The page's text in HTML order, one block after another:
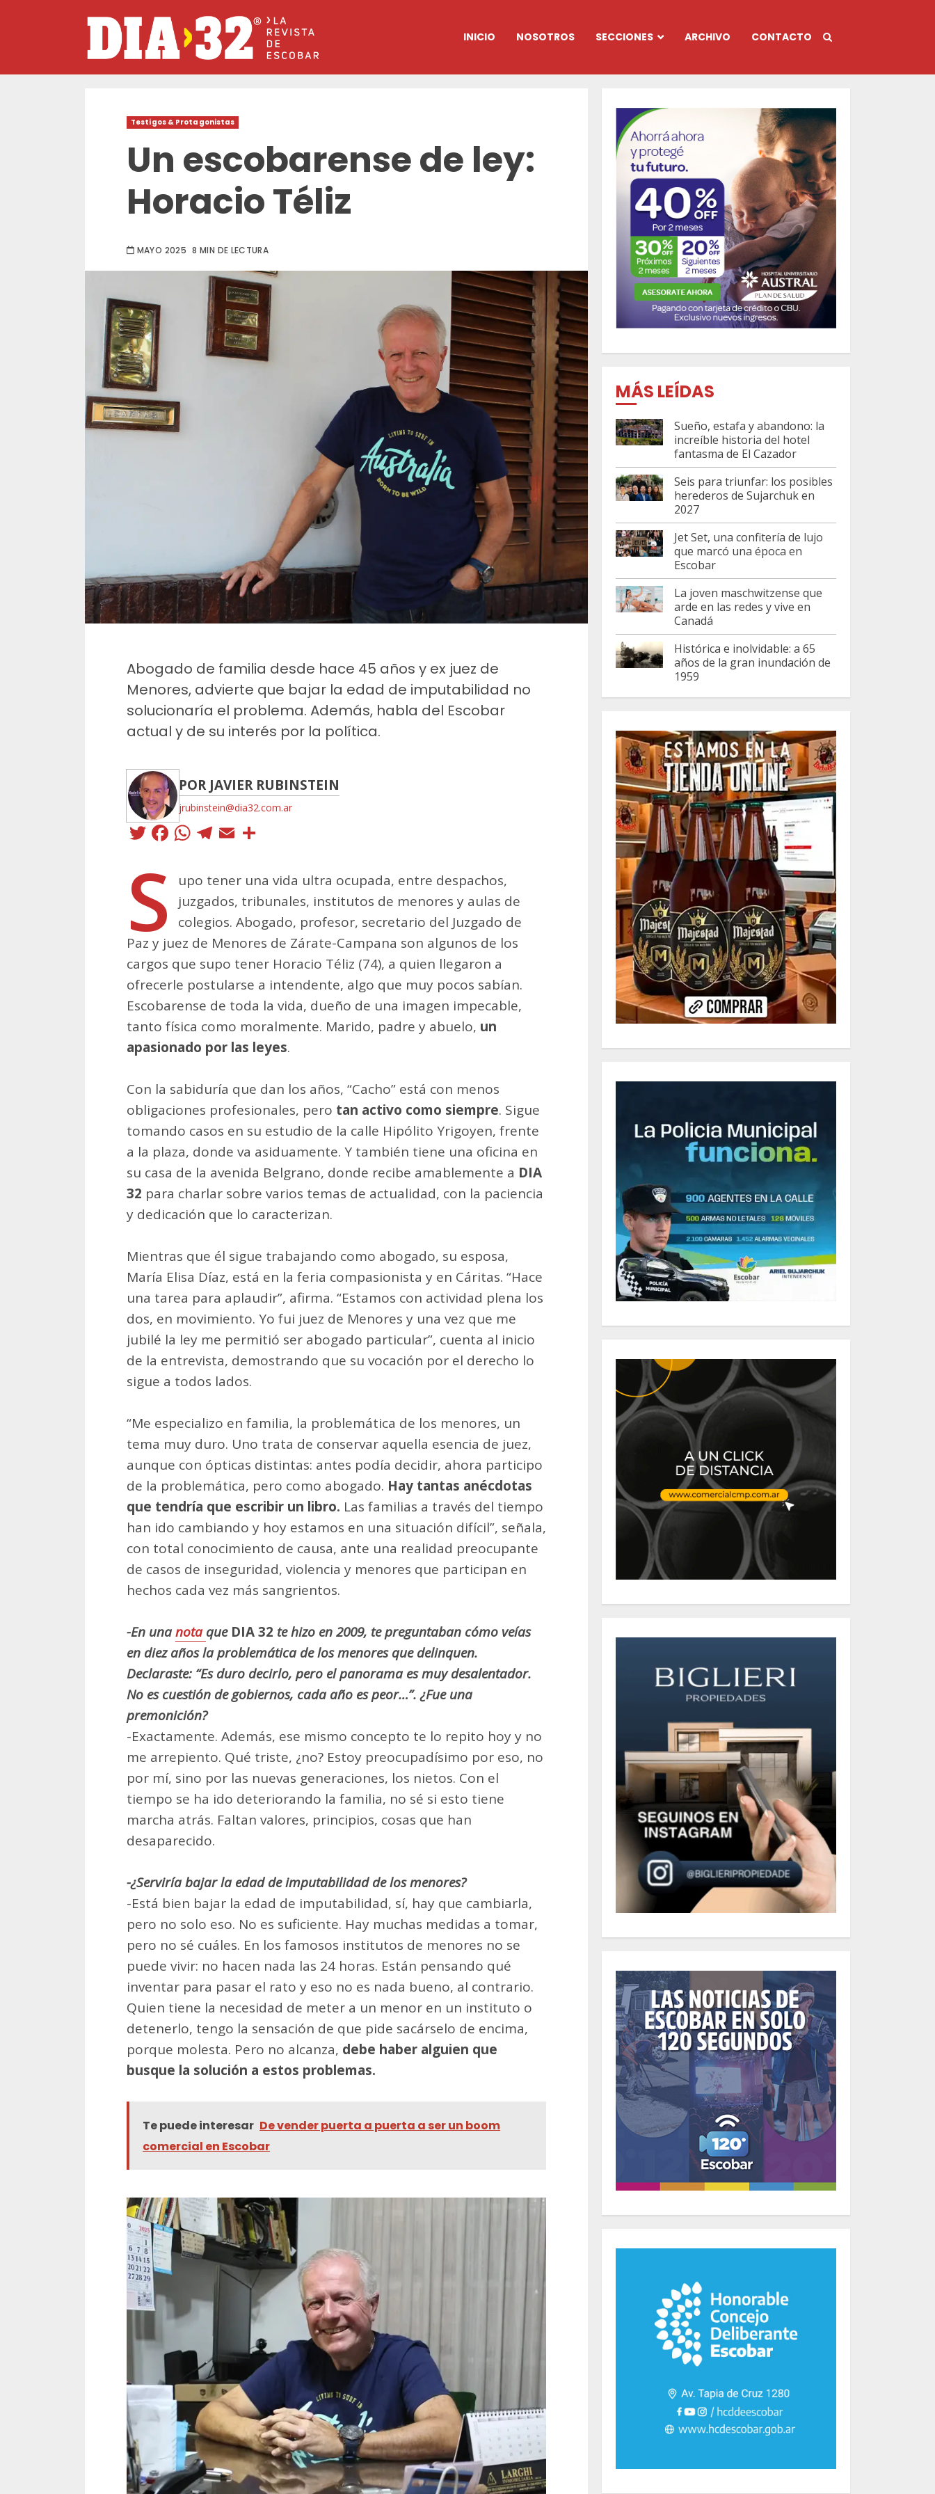
INICIO NOSOTROS SECCIONES ARCHIVO CONTACTO
Testigos & Protagonistas
Un escobarense de ley:
Horacio Téliz
MAYO 2025 8 MIN DE LECTURA
Abogado de familia desde hace 45 años y ex juez de
Menores, advierte que bajar la edad de imputabilidad no
solucionaría el problema. Además, habla del Escobar
actual y de su interés por la política.
POR JAVIER RUBINSTEIN
jrubinstein@dia32.com.ar
Twitter
Facebook
WhatsApp
Telegram
Email
S
upo tener una vida ultra ocupada, entre despachos,
juzgados, tribunales, institutos de menores y aulas de
colegios. Abogado, profesor, secretario del Juzgado de
Paz y juez de Menores de Zárate-Campana son algunos de los
cargos que supo tener Horacio Téliz (74), a quien llegaron a
ofrecerle postularse a intendente, algo que muy pocos sabían.
Escobarense de toda la vida, dueño de una imagen impecable,
tanto física como moralmente. Marido, padre y abuelo, un
apasionado por las leyes.
Con la sabiduría que dan los años, “Cacho” está con menos
obligaciones profesionales, pero tan activo como siempre. Sigue
tomando casos en su estudio de la calle Hipólito Yrigoyen, frente
a la plaza, donde va asiduamente. Y también tiene una oficina en
su casa de la avenida Belgrano, donde recibe amablemente a DIA
32 para charlar sobre varios temas de actualidad, con la paciencia
y dedicación que lo caracterizan.
Mientras que él sigue trabajando como abogado, su esposa,
María Elisa Díaz, está en la feria compasionista y en Cáritas. “Hace
una tarea para aplaudir”, afirma. “Estamos con actividad plena los
dos, en movimiento. Yo fui juez de Menores y una vez que me
jubilé la ley me permitió ser abogado particular”, cuenta al inicio
de la entrevista, demostrando que su vocación por el derecho lo
sigue a todos lados.
“Me especializo en familia, la problemática de los menores, un
tema muy duro. Uno trata de conservar aquella esencia de juez,
aunque con ópticas distintas: antes podía decidir, ahora participo
de la problemática, pero como abogado. Hay tantas anécdotas
que tendría que escribir un libro. Las familias a través del tiempo
han ido cambiando y hoy estamos en una situación difícil”, señala,
con total conocimiento de causa, ante una realidad preocupante
de casos de inseguridad, violencia y menores que participan en
hechos cada vez más sangrientos.
-En unanotaque DIA 32 te hizo en 2009, te preguntaban cómo veías
en diez años la problemática de los menores que delinquen.
Declaraste: “Es duro decirlo, pero el panorama es muy desalentador.
No es cuestión de gobiernos, cada año es peor…”. ¿Fue una
premonición?
-Exactamente. Además, ese mismo concepto te lo repito hoy y no
me arrepiento. Qué triste, ¿no? Estoy preocupadísimo por eso, no
por mí, sino por las nuevas generaciones, los nietos. Con el
tiempo se ha ido deteriorando la familia, no sé si esto tiene
marcha atrás. Faltan valores, principios, cosas que han
desaparecido.
-¿Serviría bajar la edad de imputabilidad de los menores?
-Está bien bajar la edad de imputabilidad, sí, hay que cambiarla,
pero no solo eso. No es suficiente. Hay muchas medidas a tomar,
pero no sé cuáles. En los famosos institutos de menores no se
puede vivir: no hacen nada las 24 horas. Están pensando qué
inventar para pasar el rato y eso no es nada bueno, al contrario.
Quien tiene la necesidad de meter a un menor en un instituto o
detenerlo, tengo la sensación de que pide sacárselo de encima,
porque molesta. Pero no alcanza, debe haber alguien que
busque la solución a estos problemas.
Te puede interesar De vender puerta a puerta a ser un boom
comercial en Escobar
MÁS LEÍDAS
Sueño, estafa y abandono: la
increíble historia del hotel
fantasma de El Cazador
Seis para triunfar: los posibles
herederos de Sujarchuk en
2027
Jet Set, una confitería de lujo
que marcó una época en
Escobar
La joven maschwitzense que
arde en las redes y vive en
Canadá
Histórica e inolvidable: a 65
años de la gran inundación de
1959